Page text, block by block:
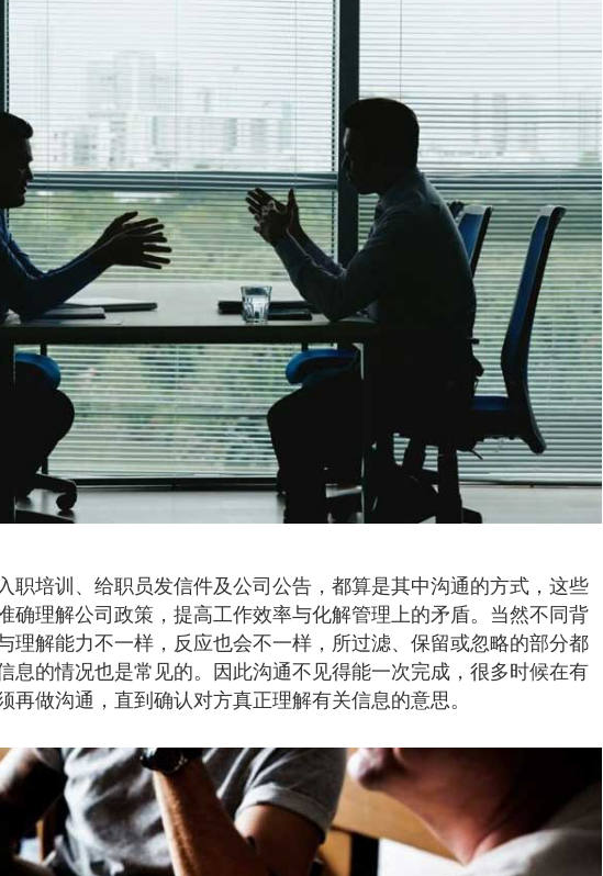
职培训、给职员发信件及公司公告，都算是其中沟通的方式，这些
确理解公司政策，提高工作效率与化解管理上的矛盾。当然不同背
理解能力不一样，反应也会不一样，所过滤、保留或忽略的部分都
息的情况也是常见的。因此沟通不见得能一次完成，很多时候在有
再做沟通，直到确认对方真正理解有关信息的意思。